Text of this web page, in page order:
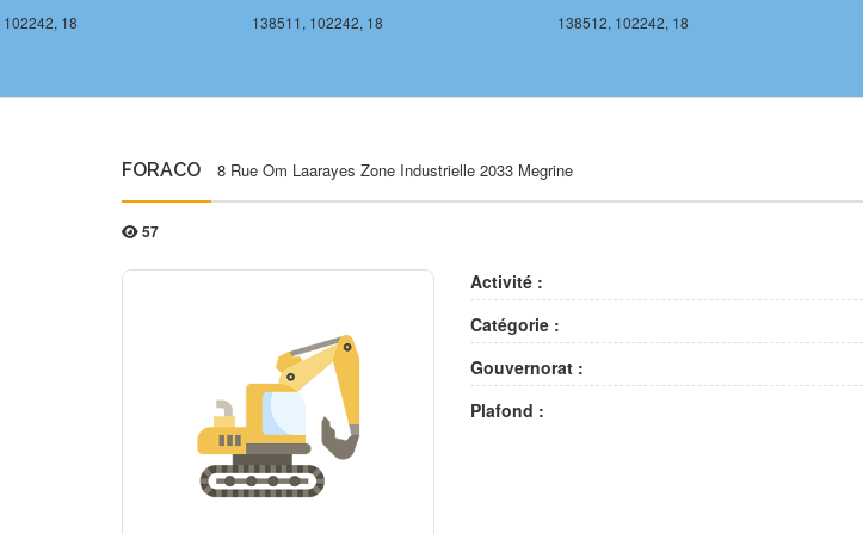
138512, 102242, 18
138511, 102242, 18
18
FORACO 8 Rue Om Laarayes Zone Industrielle 2033 Megrine
57
Activité :
Catégorie :
Gouvernorat :
Plafond :